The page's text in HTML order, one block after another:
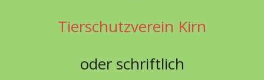
Tierschutzverein Kirn
oder schriftlich